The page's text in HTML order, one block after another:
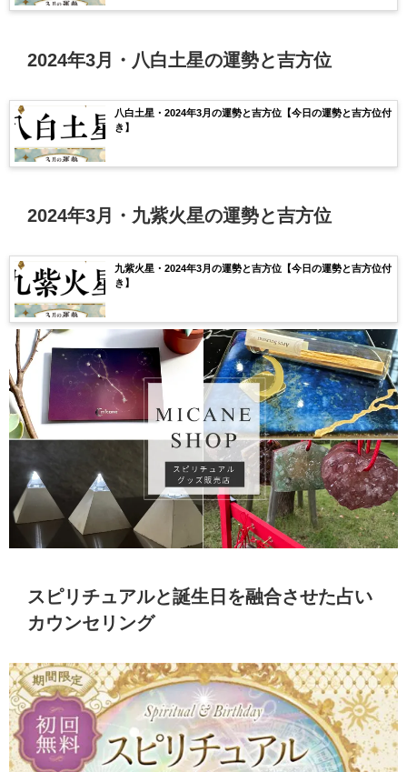
2024年3月・八白土星の運勢と吉方位
八白土星・2024年3月の運勢と吉方位【今日の運勢と吉方位付
き】
2024年3月・九紫火星の運勢と吉方位
九紫火星・2024年3月の運勢と吉方位【今日の運勢と吉方位付
き】
スピリチュアルと誕生日を融合させた占い
カウンセリング